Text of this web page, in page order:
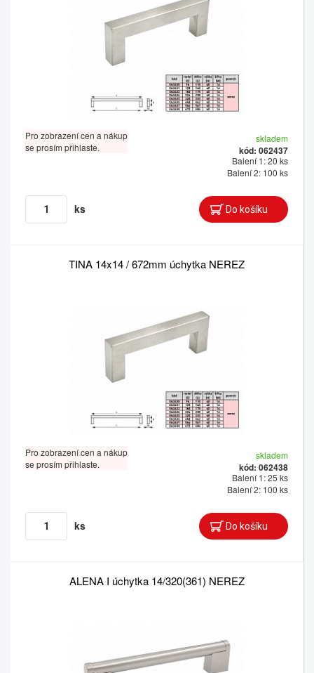
Pro zobrazení cen a nákup
se prosím přihlaste.
skladem
kód: 062437
Balení 1: 20 ks
Balení 2: 100 ks
ks
TINA 14x14 / 672mm úchytka NEREZ
Pro zobrazení cen a nákup
se prosím přihlaste.
skladem
kód: 062438
Balení 1: 25 ks
Balení 2: 100 ks
ks
ALENA I úchytka 14/320(361) NEREZ